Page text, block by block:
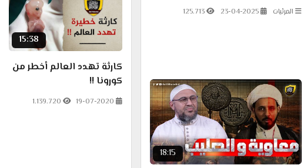
المرئيات 23-04-2025
125.713
18:15
المعمم الرافضي أحمد سلمان في
قبضة الباحث: معاوية كان مسيحيًا !!
15:38
كارثة تهدد العالم أخطر من
كورونا !!
19-07-2020
1.139.720